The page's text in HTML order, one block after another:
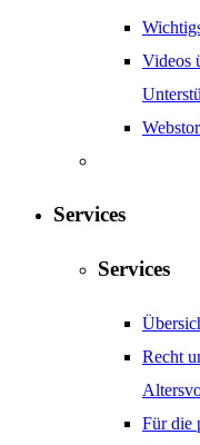
Videos
Services
Services
Recht
Für die